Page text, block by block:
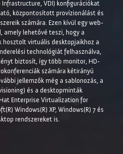
VDI) konfigurációkat
központosított provízionálást és
számára. Ezen kívül egy web-
amely lehetővé teszi, hogy a
hosztolt virtuális desktopjaikhoz a
technológiát felhasználva,
biztosít, így több monitor, HD-
számára kétirányú
jellemzők még a sablonozás, a
és a desktopminták
Enterprise Virtualization for
Windows(R) XP, Windows(R) 7 és
rendszereket is.